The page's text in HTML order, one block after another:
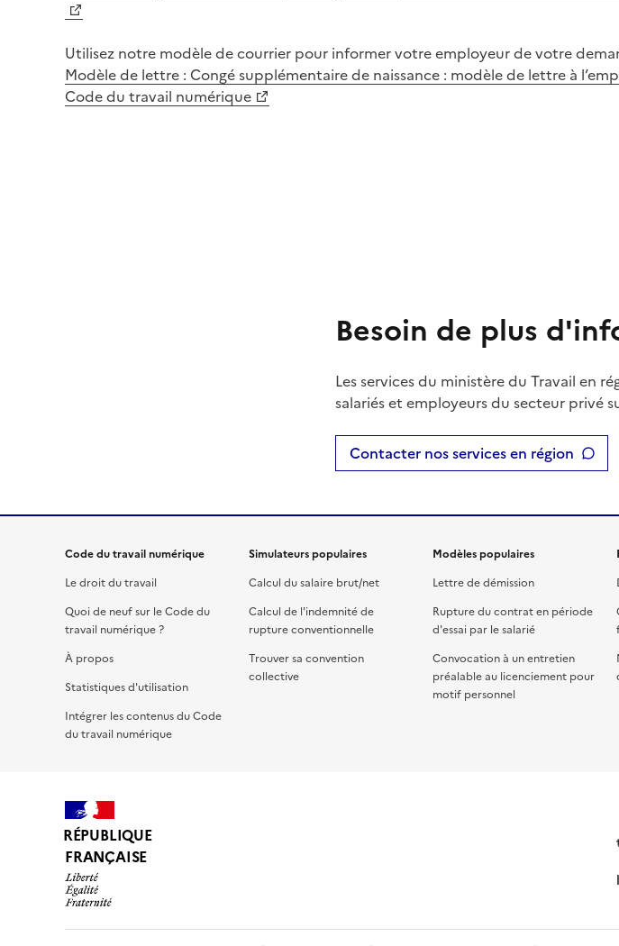
Utilisez notre modèle de courrier pour informer votre employeur de votre
Modèle de lettre : Congé supplémentaire de naissance : modèle de lettre à
Code du travail numérique
Besoin de plus
Les services du ministère du Travail en
salariés et employeurs du secteur privé
Contacter nos services en région
Code du travail numérique
Le droit du travail
Quoi de neuf sur le Code du
travail numérique ?
À propos
Statistiques d'utilisation
Intégrer les contenus du Code
du travail numérique
Simulateurs populaires
Calcul du salaire brut/net
Calcul de l'indemnité de
rupture conventionnelle
Trouver sa convention
collective
Modèles populaires
Lettre de démission
Rupture du contrat en période
d'essai par le salarié
Convocation à un entretien
préalable au licenciement pour
motif personnel
RÉPUBLIQUE
FRANÇAISE